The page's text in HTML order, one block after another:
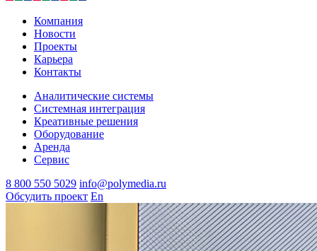
Компания
Новости
Проекты
Карьера
Контакты
Аналитические системы
Системная интеграция
Креативные решения
Оборудование
Аренда
Сервис
8 800 550 5029 info@polymedia.ru
Обсудить проект En